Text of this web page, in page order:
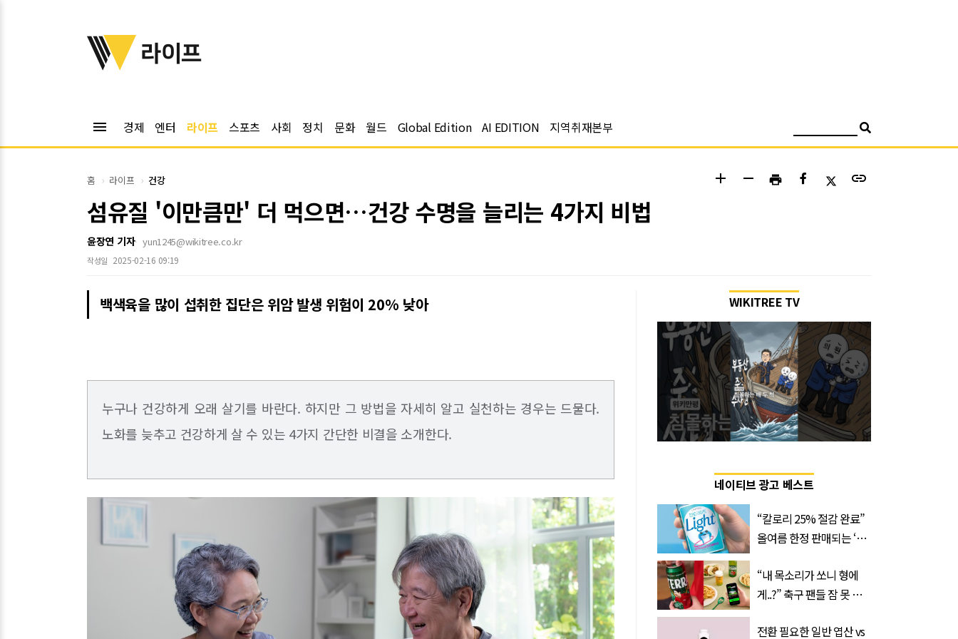
위키트리
라이프
menu 경제 엔터 라이프 스포츠 사회 정치 문화 월드 Global Edition AI EDITION 지역취재본부
홈 라이프 건강 add remove print link
섬유질 '이만큼만' 더 먹으면…건강 수명을 늘리는 4가지 비법
윤장연 기자 yun1245@wikitree.co.kr
작성일 2025-02-16 09:19
백색육을 많이 섭취한 집단은 위암 발생 위험이 20% 낮아
누구나 건강하게 오래 살기를 바란다. 하지만 그 방법을 자세히 알고 실천하는 경우는 드물다.
노화를 늦추고 건강하게 살 수 있는 4가지 간단한 비결을 소개한다.
WIKITREE TV
네이티브 광고 베스트
“칼로리 25% 절감 완료”
올여름 한정 판매되는 ‘최
“내 목소리가 쏘니 형에
게..?” 축구 팬들 잠 못 들
트
전환 필요한 일반 엽산 vs